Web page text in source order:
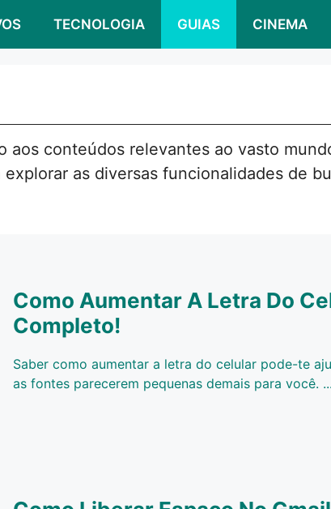
TECNOLOGIA GUIAS CINEMA
aos conteúdos relevantes ao vasto
as diversas funcionalidades de
Como Aumentar A Letra Do
Completo!
Saber como aumentar a letra do celular pode-te
as fontes parecerem pequenas demais para você. ...